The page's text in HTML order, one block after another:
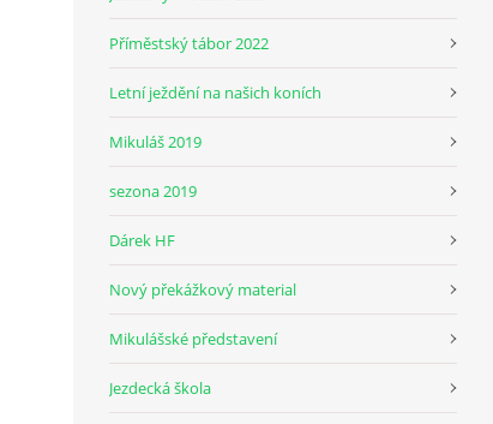
Příměstský tábor 2022
Letní ježdění na našich koních
Mikuláš 2019
sezona 2019
Dárek HF
Nový překážkový material
Mikulášské představení
Jezdecká škola